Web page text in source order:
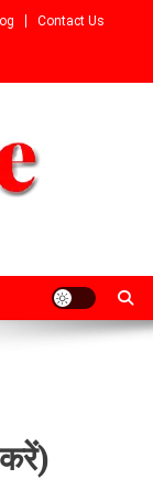
Contact Us